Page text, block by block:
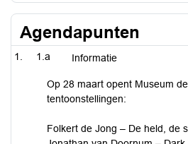
Agendapunten
1.a Informatie
Op 28 maart opent Museum
tentoonstellingen:
Folkert de Jong – De held, de